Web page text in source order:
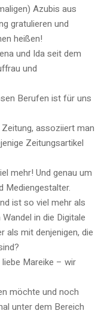
Azubis aus
gratulieren und
heißen!
und Ida seit dem
und
Berufen ist für uns
assoziiert man
Zeitungsartikel
mehr! Und genau um
Mediengestalter.
ist so viel mehr als
in die Digitale
als mit denjenigen, die
Mareike – wir
möchte und noch
unter dem Bereich